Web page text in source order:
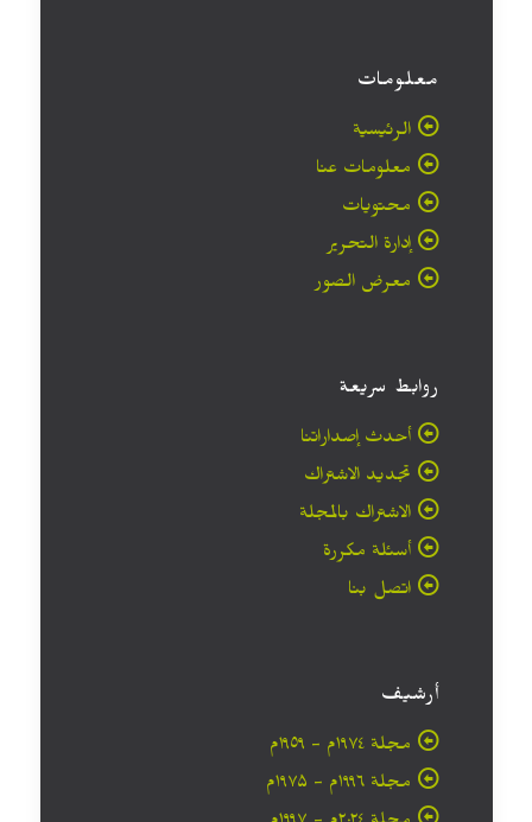
معلومات
الرئيسية
معلومات عنا
محتويات
إدارة التحرير
معرض الصور
روابط سريعة
أحدث إصداراتنا
تجديد الاشتراك
الاشتراك بالمجلة
أسئلة مكررة
اتصل بنا
أرشيف
مجلة ۱۹۷٤م - ١٩٥٩م
مجلة ۱۹۹٦م - ۱۹۷۵م